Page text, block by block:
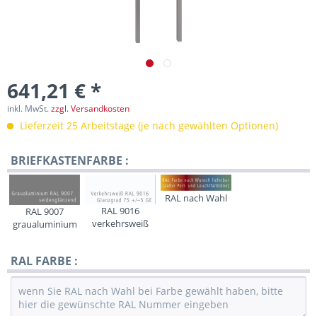
641,21 € *
inkl. MwSt.zzgl. Versandkosten
Lieferzeit 25 Arbeitstage (je nach gewählten Optionen)
BRIEFKASTENFARBE :
RAL 9007
graualuminium
RAL 9016
verkehrsweiß
RAL nach Wahl
RAL FARBE :